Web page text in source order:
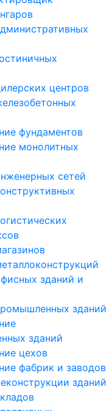
центров
фундаментов
монолитных
сетей
зданий и
зданий
зданий
цехов
фабрик и заводов
зданий